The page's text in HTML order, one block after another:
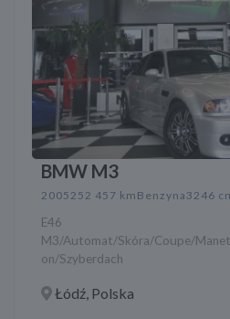
BMW M3
2005252 457 km Benzyna3246
E46
M3/Automat/Skóra/Coupe/
on/Szyberdach
Łódź, Polska